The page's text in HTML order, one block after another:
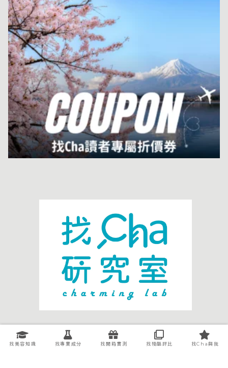
關於我們
廣告洽談
聯絡我們
智慧財產權處理
找美容知識 找專業成分 找開箱實測 找殘酷評比 找Cha與我